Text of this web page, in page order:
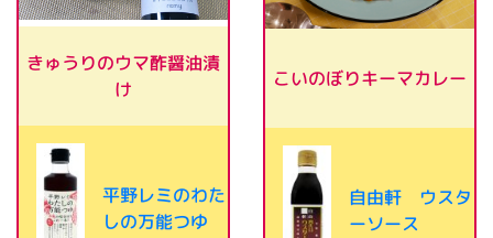
きゅうりのウマ酢醤油漬
け
平野レミのわた
しの万能つゆ
こいのぼりキーマカレー
自由軒 ウスタ
ーソース